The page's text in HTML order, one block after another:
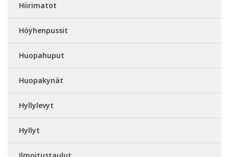
Hiirimatot
Höyhenpussit
Huopahuput
Huopakynät
Hyllylevyt
Hyllyt